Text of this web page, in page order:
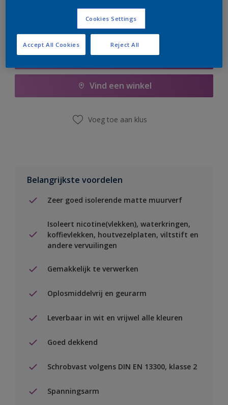
Boodschappenlijst
Vind een winkel
Voeg toe aan klus
Belangrijkste voordelen
Zeer goed isolerende matte muurverf
Isoleert nicotine(vlekken), waterkringen,
koffievlekken, houtvezelplaten, viltstift en
andere vervuilingen
Gemakkelijk te verwerken
Oplosmiddelvrij en geurarm
Leverbaar in wit en vrijwel alle kleuren
Goed dekkend
Schrobvast volgens DIN EN 13300, klasse 2
Spanningsarm
Cookies Settings
Reject All
Accept All Cookies